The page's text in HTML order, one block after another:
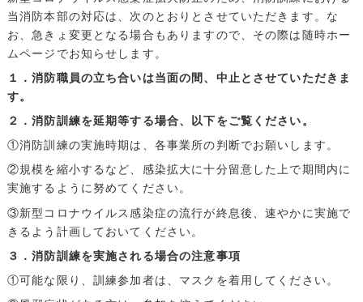
当消防本部の対応は、次のとおりとさせていただきます。な
お、急きょ変更となる場合もありますので、その際は随時ホー
ムページでお知らせします。
１．消防職員の立ち合いは当面の間、中止とさせていただきま
す。
２．消防訓練を延期等する場合、以下をご覧ください。
①消防訓練の実施時期は、各事業所の判断でお願いします。
②規模を縮小するなど、感染拡大に十分留意した上で期間内に
実施するように努めてください。
③新型コロナウイルス感染症の流行が終息後、速やかに実施で
きるよう計画しておいてください。
３．消防訓練を実施される場合の注意事項
①可能な限り、訓練参加者は、マスクを着用してください。